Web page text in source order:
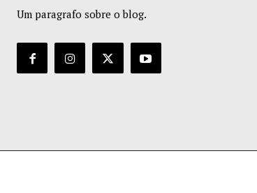
Um paragrafo sobre o blog.